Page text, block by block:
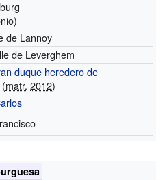
de Lannoy
de Leverghem
duque heredero de
(matr. 2012)